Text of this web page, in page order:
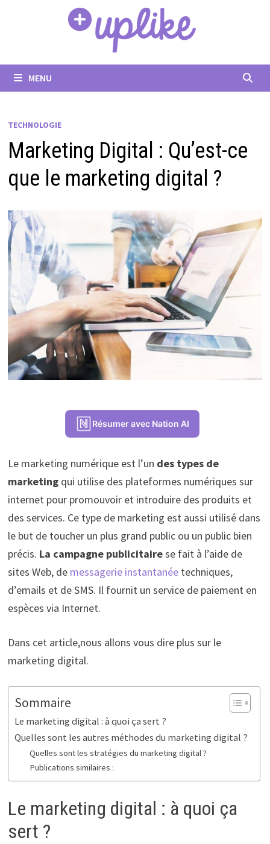
MENU
TECHNOLOGIE
Marketing Digital : Qu’est-ce
que le marketing digital ?
Résumer avec Nation AI
Le marketing numérique est l’un des types de
marketingqui utilise des plateformes numériques sur
internet pour promouvoir et introduire des produits et
des services. Ce type de marketing est aussi utilisé dans
le but de toucher un plus grand public ou un public bien
précis. La campagne publicitairese fait à l’aide de
sites Web, demessagerie instantanéetechniques,
d’emails et de SMS. Il fournit un service de paiement en
espèces via Internet.
Dans cet article,nous allons vous dire plus sur le
marketing digital.
Sommaire
Le marketing digital : à quoi ça sert ?
Quelles sont les autres méthodes du marketing digital ?
Quelles sont les stratégies du marketing digital ?
Publications similaires :
Le marketing digital : à quoi ça
sert ?